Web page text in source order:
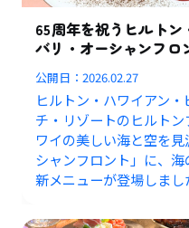
65周年を祝うヒルト
バリ・オーシャンフロ
公開日：2026.02.27
ヒルトン・ハワイアン
チ・リゾートのヒルト
ワイの美しい海と空を
シャンフロント」に、
新メニューが登場しまし